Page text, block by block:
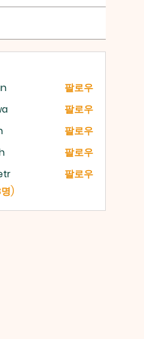
팔로우
팔로우
팔로우
팔로우
팔로우
)